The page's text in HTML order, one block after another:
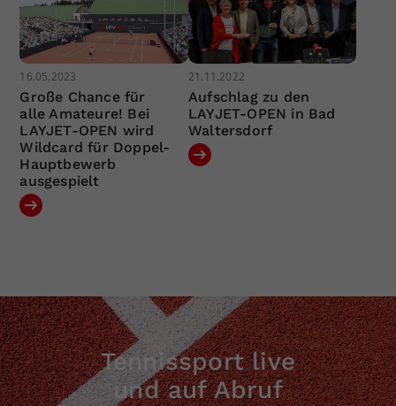
16.05.2023
Große Chance für
alle Amateure! Bei
LAYJET-OPEN wird
Wildcard für Doppel-
Hauptbewerb
ausgespielt
21.11.2022
Aufschlag zu den
LAYJET-OPEN in Bad
Waltersdorf
Tennissport live
und auf Abruf